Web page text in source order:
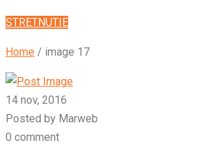
STRETNUTIE
Home / image 17
14 nov, 2016
Posted by Marweb
0 comment